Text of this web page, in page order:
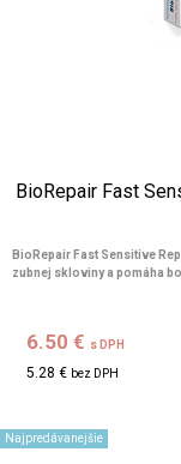
BioRepair Fast
BioRepair Fast Sensitive
zubnej skloviny a pomáha
6.50 € s DPH
5.28 € bez DPH
Najpredávanejšie